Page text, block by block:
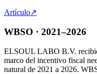
Artículo↗
WBSO · 2021–2026
ELSOUL LABO B.V.
marco del incentivo fiscal
natural de 2021 a 2026.